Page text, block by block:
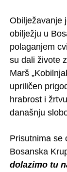
Obilježavanje
obilježju u
polaganjem
su dali živote
Marš
upriličen
hrabrost i
današnju
Prisutnima se
Bosanska
dolazimo tu